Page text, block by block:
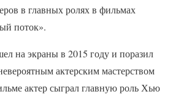
в главных ролях в фильмах
поток».
на экраны в 2015 году и поразил
актерским мастерством
актер сыграл главную роль Хью